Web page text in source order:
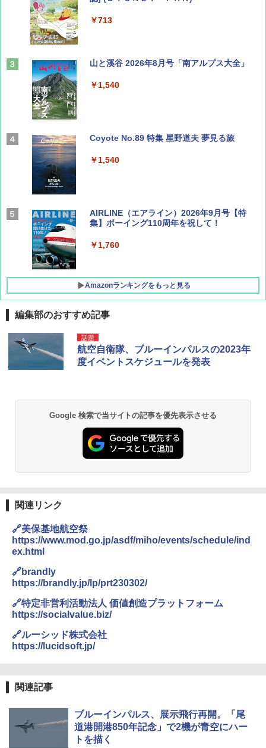
￥713
山と溪谷 2026年8月号「南アルプス大全」
￥1,540
Coyote No.89 特集 星野道夫 夢見る旅
￥1,540
AIRLINE（エアライン）2026年9月号【特
集】ボーイング110周年を祝して！
￥1,760
Amazonランキングをもっと見る
D40 地球の歩き方 チェンマイ タイ北部の魅
力的な町 2026～2027 地球の歩き方D アジア
￥2,079
地球の歩き方 スター・ウォーズ
￥2,695
パ
￥2,277
新しい日本地理 地図・統計・移動から読み
解く (講談社現代新書)
[キャンパーズコレクション 山善] ポップアッ
プテント 傘みたいに広げて畳める パッとサ
ッとサンシェード キューブ フルクローズ メ
ッシュ 簡単設置 ワンタッチテント キャンプ
PYKES PEAK (パイクスピーク) 着替えテン
ト プライバシー テント 【中が透けない】 1
人用 折りたたみ 防災グッズ 災害用トイレ ビ
ーチ ピクニック ポップアップテント 携帯 簡
易 トイレテント (グレー)
テント ワンタッチ RENEW 幅200 2-3人用 43
500002(88859)
[キャンパーズコレクション 山善] 傘みたいに
広げるだけ パッとサッとテント ブラックコ
簡単設置 ポップアップテント エクルベージ
ュ(BC仕様) PATC-150B(EB)
広げるだけ パッとサッとテント キューブワ
イド ブラックコーティング フルクローズ メ
ッシュ 4人用 簡単設置 ポップアップテント P
ATCW-150B エクルベージュ
熊撃退スプレー 熊よけスプレー 熊スプレー
【日本企業販売】超強力クマ対策スプレー 30
0ml（連続噴射30秒）110ml（連続噴射15
秒）射程5～10m 安全ロック搭載 携帯収納袋
￥3,680
GRANDOOR ステンレス保冷剤 2個セット 2
026リニューアル 急速冷凍 空間倍増 衛生的
BUNDOK(バンドック)ソロ ドーム 1 EX BDK
-08EX カーキ ソロキャンプ ポリエステル フ
￥-
DEWEL パラソル 大型 ビーチ アウトドアパ
防水 UVカット 4段階高さ調整 軽量 収納袋付
き
USB充電式 高精度 超長距離照射 長時間使用
可能 安全ロック付き 高安全性 金属製耐久 コ
ンパクト多機能設計 持ち運び便利 アウトド
ア/オフィス/教育現場/展示会用 緑
編集部のおすすめ記事
話題
航空自衛隊、ブルーインパルスの2023年
度イベントスケジュールを発表
Google 検索で当サイトの記事を優先表示させる
関連リンク
🔗美保基地航空祭
https://www.mod.go.jp/asdf/miho/events/schedule/ind
ex.html
🔗brandly
https://brandly.jp/lp/prt230302/
🔗特定非営利活動法人 価値創造プラットフォーム
https://socialvalue.biz/
🔗ルーシッド株式会社
https://lucidsoft.jp/
関連記事
ブルーインパルス、展示飛行再開。「尾
道港開港850年記念」で2機が青空にハー
トを描く